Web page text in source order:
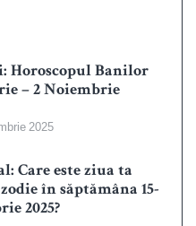
Horoscopul Banilor
– 2 Noiembrie
2025
Care este ziua ta
în săptămâna 15-
2025?